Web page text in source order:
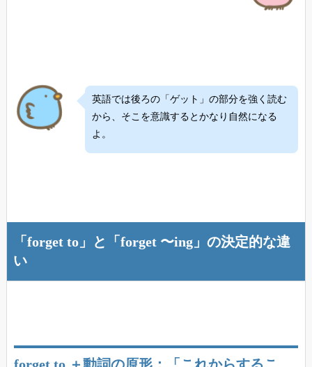
英語では後ろの「ゲット」の部分を強く読む
から、そこを意識するとかなり自然になる
よ。
「forget to」と「forget 〜ing」の決定的な違
い